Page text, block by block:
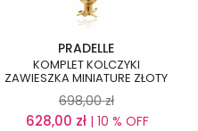
PRADELLE
KOMPLET KOLCZYKI
ZAWIESZKA MINIATURE ZŁOTY
698,00 zł
628,00 zł | 10 % OFF